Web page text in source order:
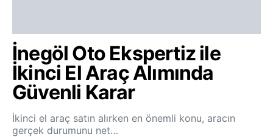
İnegöl Oto Ekspertiz ile
İkinci El Araç Alımında
Güvenli Karar
İkinci el araç satın alırken en önemli konu, aracın
gerçek durumunu net…